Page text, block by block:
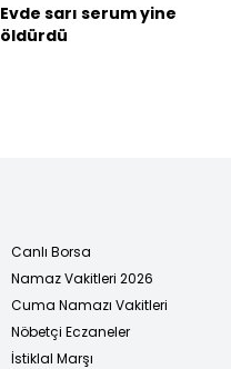
Evde sarı serum yine
öldürdü
Canlı Borsa
Namaz Vakitleri 2026
Cuma Namazı Vakitleri
Nöbetçi Eczaneler
İstiklal Marşı